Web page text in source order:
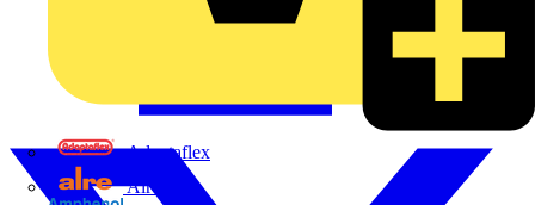
Adaptaflex
Alre